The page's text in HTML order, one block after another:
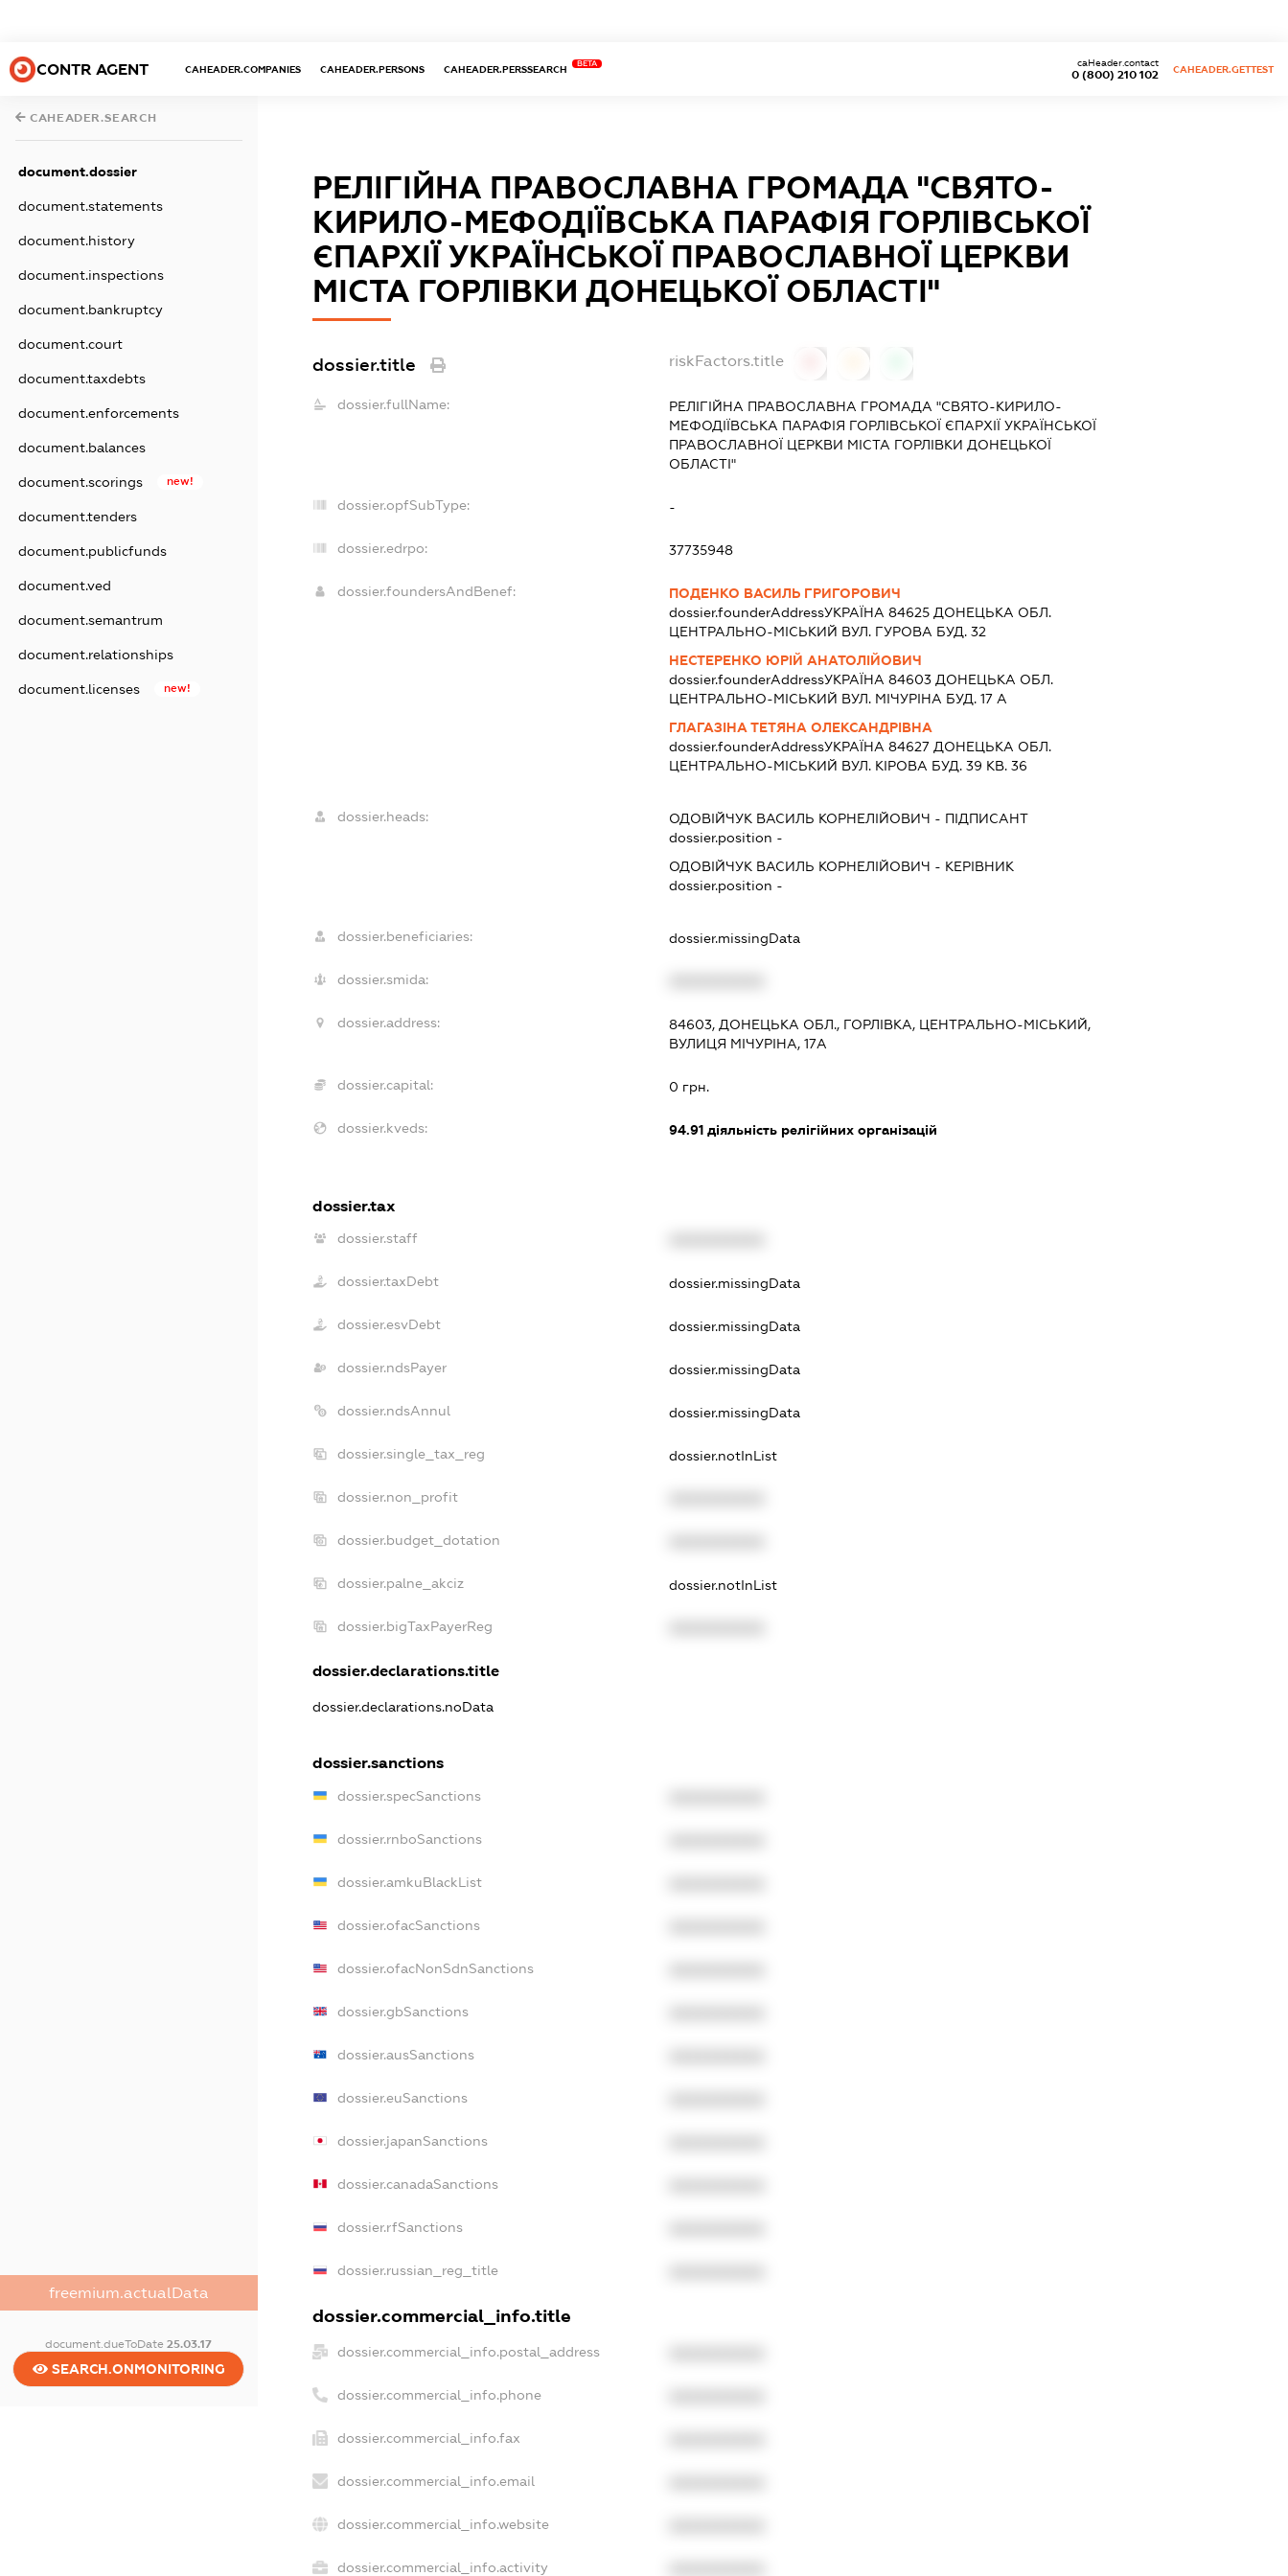
CONTR AGENT CAHEADER.COMPANIES CAHEADER.PERSONS CAHEADER.PERSSEARCH
BETA
0 (800) 210 102
caHeader.contact
CAHEADER.GETTEST
CAHEADER.SEARCH
document.dossier
document.statements
document.history
document.inspections
document.bankruptcy
document.court
document.taxdebts
document.enforcements
document.balances
document.scorings new!
document.tenders
document.publicfunds
document.ved
document.semantrum
document.relationships
document.licenses new!
freemium.actualData
document.dueToDate25.03.17
SEARCH.ONMONITORING
РЕЛІГІЙНА ПРАВОСЛАВНА ГРОМАДА "СВЯТО-
КИРИЛО-МЕФОДІЇВСЬКА ПАРАФІЯ ГОРЛІВСЬКОЇ
ЄПАРХІЇ УКРАЇНСЬКОЇ ПРАВОСЛАВНОЇ ЦЕРКВИ
МІСТА ГОРЛІВКИ ДОНЕЦЬКОЇ ОБЛАСТІ"
dossier.title riskFactors.title
dossier.fullName:
РЕЛІГІЙНА ПРАВОСЛАВНА ГРОМАДА "СВЯТО-КИРИЛО-
МЕФОДІЇВСЬКА ПАРАФІЯ ГОРЛІВСЬКОЇ ЄПАРХІЇ УКРАЇНСЬКОЇ
ПРАВОСЛАВНОЇ ЦЕРКВИ МІСТА ГОРЛІВКИ ДОНЕЦЬКОЇ
ОБЛАСТІ"
dossier.opfSubType: -
dossier.edrpo: 37735948
dossier.foundersAndBenef:
ПОДЕНКО ВАСИЛЬ ГРИГОРОВИЧ
dossier.founderAddressУКРАЇНА 84625 ДОНЕЦЬКА ОБЛ.
ЦЕНТРАЛЬНО-МІСЬКИЙ ВУЛ. ГУРОВА БУД. 32
НЕСТЕРЕНКО ЮРІЙ АНАТОЛІЙОВИЧ
dossier.founderAddressУКРАЇНА 84603 ДОНЕЦЬКА ОБЛ.
ЦЕНТРАЛЬНО-МІСЬКИЙ ВУЛ. МІЧУРІНА БУД. 17 А
ГЛАГАЗІНА ТЕТЯНА ОЛЕКСАНДРІВНА
dossier.founderAddressУКРАЇНА 84627 ДОНЕЦЬКА ОБЛ.
ЦЕНТРАЛЬНО-МІСЬКИЙ ВУЛ. КІРОВА БУД. 39 КВ. 36
dossier.heads: ОДОВІЙЧУК ВАСИЛЬ КОРНЕЛІЙОВИЧ - ПІДПИСАНТ
dossier.position -
ОДОВІЙЧУК ВАСИЛЬ КОРНЕЛІЙОВИЧ - КЕРІВНИК
dossier.position -
dossier.beneficiaries: dossier.missingData
dossier.smida:
dossier.address:
84603, ДОНЕЦЬКА ОБЛ., ГОРЛІВКА, ЦЕНТРАЛЬНО-МІСЬКИЙ,
ВУЛИЦЯ МІЧУРІНА, 17А
dossier.capital: 0 грн.
dossier.kveds: 94.91діяльність релігійних організацій
dossier.tax
dossier.staff
dossier.taxDebt dossier.missingData
dossier.esvDebt dossier.missingData
dossier.ndsPayer dossier.missingData
dossier.ndsAnnul dossier.missingData
dossier.single_tax_reg dossier.notInList
dossier.non_profit
dossier.budget_dotation
dossier.palne_akciz dossier.notInList
dossier.bigTaxPayerReg
dossier.declarations.title
dossier.declarations.noData
dossier.sanctions
dossier.specSanctions
dossier.rnboSanctions
dossier.amkuBlackList
dossier.ofacSanctions
dossier.ofacNonSdnSanctions
dossier.gbSanctions
dossier.ausSanctions
dossier.euSanctions
dossier.japanSanctions
dossier.canadaSanctions
dossier.rfSanctions
dossier.russian_reg_title
dossier.commercial_info.title
dossier.commercial_info.postal_address
dossier.commercial_info.phone
dossier.commercial_info.fax
dossier.commercial_info.email
dossier.commercial_info.website
dossier.commercial_info.activity